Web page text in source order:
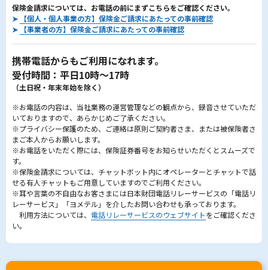
保険金請求については、お電話の前にまずこちらをご確認ください。
➤
【個人・個人事業の方】保険金ご請求にあたっての事前確認
➤
【事業者の方】保険金ご請求にあたっての事前確認
携帯電話からもご利用になれます。
受付時間：平日10時～17時
（土日祝・年末年始を除く）
※お電話の内容は、当社業務の運営管理などの観点から、録音させていただ
いておりますので、あらかじめご了承ください。
※プライバシー保護のため、ご連絡は原則ご契約者さま、または被保険者さ
まご本人からお願いします。
※お電話をいただく際には、保険証券番号をお知らせいただくとスムーズで
す。
※保険金請求については、チャットボット内にオペレーターとチャットで話
せる有人チャットもご用意していますのでご利用ください。
※耳や言葉の不自由なお客さまには日本財団電話リレーサービスの「電話リ
レーサービス」「ヨメテル」を介したお問い合わせも承っております。
利用方法については、 電話リレーサービスのウェブサイトをご確認くださ
い。